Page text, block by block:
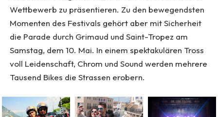
Wettbewerb zu präsentieren. Zu den bewegendsten
Momenten des Festivals gehört aber mit Sicherheit
die Parade durch Grimaud und Saint-Tropez am
Samstag, dem 10. Mai. In einem spektakulären Tross
voll Leidenschaft, Chrom und Sound werden mehrere
Tausend Bikes die Strassen erobern.